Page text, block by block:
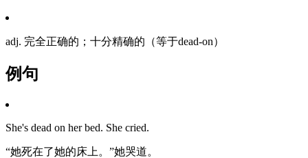
adj. 完全正确的；十分精确的（等于dead-on）
例句
She's dead on her bed. She cried.
“她死在了她的床上。”她哭道。